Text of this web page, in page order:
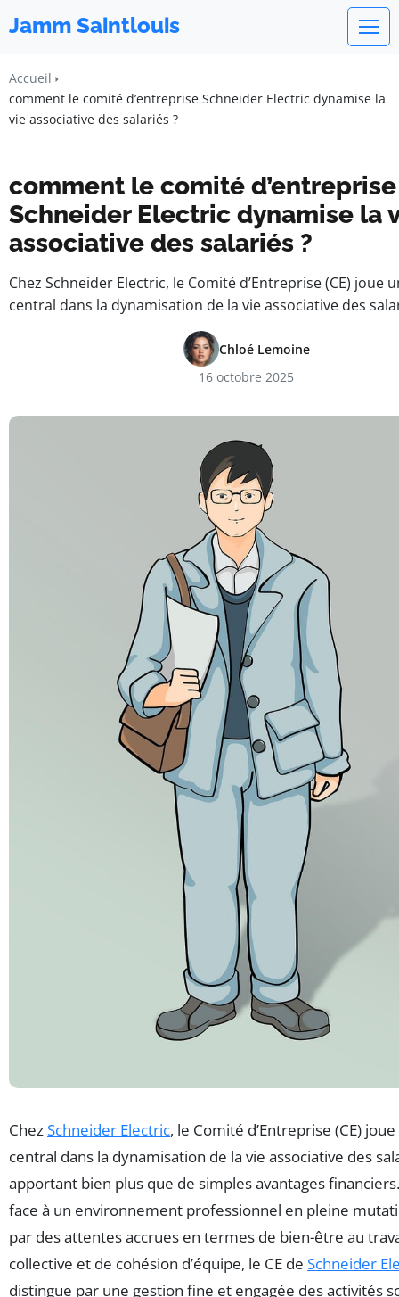
Jamm Saintlouis
Accueil
comment le comité d’entreprise Schneider Electric dynamise la
vie associative des salariés ?
comment le comité d’entreprise
Schneider Electric dynamise la
associative des salariés ?
Chez Schneider Electric, le Comité d’Entreprise (CE) joue
central dans la dynamisation de la vie associative des
Chloé Lemoine
16 octobre 2025
ChezSchneider Electric, le Comité d’Entreprise (CE)
central dans la dynamisation de la vie associative des
apportant bien plus que de simples avantages
face à un environnement professionnel en pleine
par des attentes accrues en termes de bien-être au
collective et de cohésion d’équipe, le CE de Schneider
distingue par une gestion fine et engagée des activités